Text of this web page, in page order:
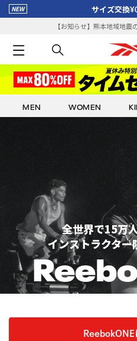
サイズ交換
【お知らせ】熊本地域地
MEN WOMEN
全世界で15万
インストラクター